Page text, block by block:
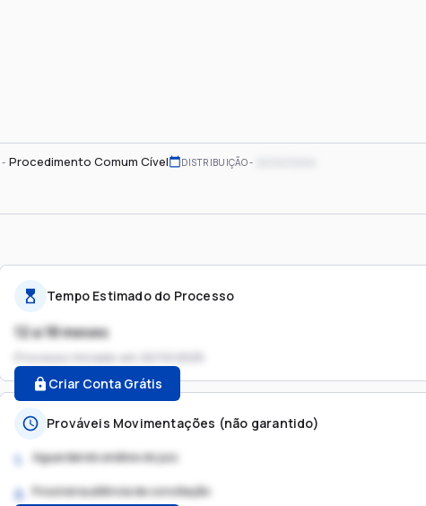
Procedimento Comum Cível DISTRIBUIÇÃO
Tempo Estimado do Processo
12 a 18 meses
Processo iniciado em
Criar Conta Grátis
Prováveis Movimentações (não garantido)
1. Aguardando análise do juiz
2. Possível audiência de conciliação